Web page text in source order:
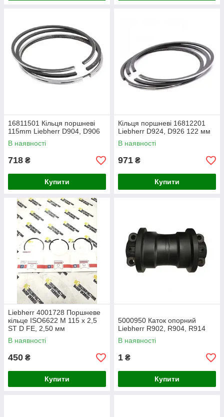
16811501 Кільця поршневі
115mm Liebherr D904, D906
В наявності
718 ₴
Купити
Кільця поршневі 16812201
Liebherr D924, D926 122 мм
В наявності
971 ₴
Купити
Liebherr 4001728 Поршневе
кільце ISO6622 M 115 x 2,5
ST D FE, 2,50 мм
В наявності
450 ₴
Купити
5000950 Каток опорний
Liebherr R902, R904, R914
В наявності
1 ₴
Купити